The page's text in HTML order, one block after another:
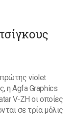
πρώτης violet
η Agfa Graphics
V-ZH οι οποίες
σε τρία μόλις